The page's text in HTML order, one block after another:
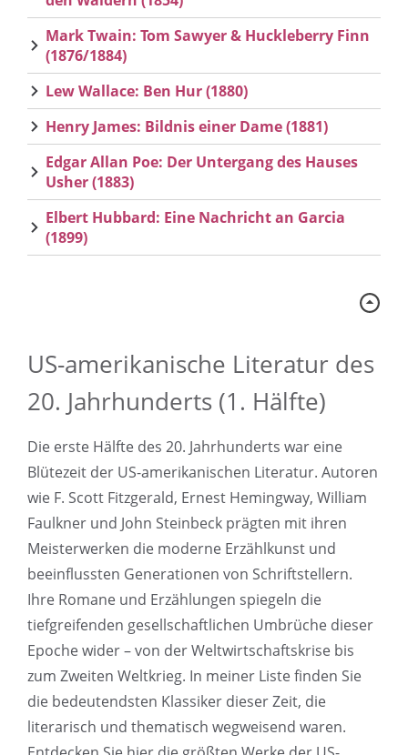
Mark Twain: Tom Sawyer & Huckleberry Finn
(1876/1884)
Lew Wallace: Ben Hur (1880)
Henry James: Bildnis einer Dame (1881)
Edgar Allan Poe: Der Untergang des Hauses
Usher (1883)
Elbert Hubbard: Eine Nachricht an Garcia
(1899)
US-amerikanische Literatur des
20. Jahrhunderts (1. Hälfte)
Die erste Hälfte des 20. Jahrhunderts war eine
Blütezeit der US-amerikanischen Literatur. Autoren
wie F. Scott Fitzgerald, Ernest Hemingway, William
Faulkner und John Steinbeck prägten mit ihren
Meisterwerken die moderne Erzählkunst und
beeinflussten Generationen von Schriftstellern.
Ihre Romane und Erzählungen spiegeln die
tiefgreifenden gesellschaftlichen Umbrüche dieser
Epoche wider – von der Weltwirtschaftskrise bis
zum Zweiten Weltkrieg. In meiner Liste finden Sie
die bedeutendsten Klassiker dieser Zeit, die
literarisch und thematisch wegweisend waren.